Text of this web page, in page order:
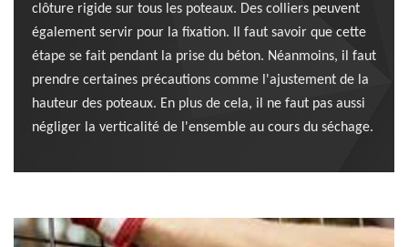
clôture rigide sur tous les poteaux. Des colliers peuvent
également servir pour la fixation. Il faut savoir que cette
étape se fait pendant la prise du béton. Néanmoins, il faut
prendre certaines précautions comme l'ajustement de la
hauteur des poteaux. En plus de cela, il ne faut pas aussi
négliger la verticalité de l'ensemble au cours du séchage.